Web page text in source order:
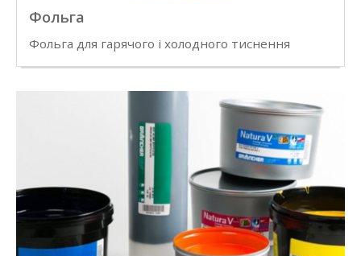
Фольга
Фольга для гарячого і холодного тиснення